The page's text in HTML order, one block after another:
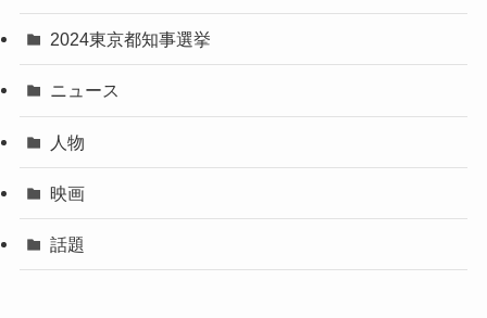
2024東京都知事選挙
ニュース
人物
映画
話題